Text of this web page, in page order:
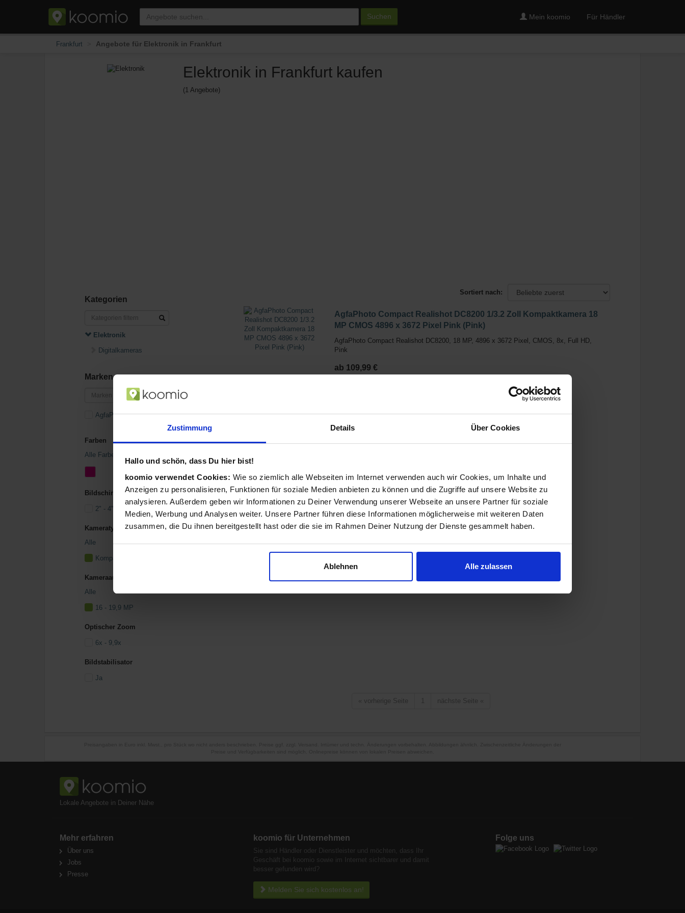
Zustimmung Details Über Cookies
Hallo und schön, dass Du hier bist!
koomio verwendet Cookies: Wie so ziemlich alle Webseiten im Internet verwenden auch wir Cookies, um Inhalte und
Anzeigen zu personalisieren, Funktionen für soziale Medien anbieten zu können und die Zugriffe auf unsere Website zu
analysieren. Außerdem geben wir Informationen zu Deiner Verwendung unserer Webseite an unsere Partner für soziale
Medien, Werbung und Analysen weiter. Unsere Partner führen diese Informationen möglicherweise mit weiteren Daten
zusammen, die Du ihnen bereitgestellt hast oder die sie im Rahmen Deiner Nutzung der Dienste gesammelt haben.
Ablehnen Alle zulassen
Suchen Mein koomio Für Händler
Frankfurt Angebote für Elektronik in Frankfurt
Elektronik in Frankfurt kaufen
(1 Angebote)
Kategorien
Elektronik
Digitalkameras
Marken
AgfaPhoto
Farben
Alle Farben
Bildschirmgröße
2" - 4" (Zoll)
Kameratyp
Alle
Kompaktkamera
Kameraauflösung
Alle
16 - 19,9 MP
Optischer Zoom
6x - 9,9x
Bildstabilisator
Ja
Sortiert nach:
AgfaPhoto Compact Realishot DC8200 1/3.2 Zoll Kompaktkamera 18
MP CMOS 4896 x 3672 Pixel Pink (Pink)
AgfaPhoto Compact Realishot DC8200, 18 MP, 4896 x 3672 Pixel, CMOS, 8x, Full HD,
Pink
ab 109,99 €
vorherige Seite 1 nächste Seite
Lokale Angebote in Deiner Nähe
Mehr erfahren
Über uns
Jobs
Presse
koomio für Unternehmen
Sie sind Händler oder Dienstleister und möchten, dass Ihr
Geschäft bei koomio sowie im Internet sichtbarer und damit
besser gefunden wird?
Melden Sie sich kostenlos an!
Folge uns